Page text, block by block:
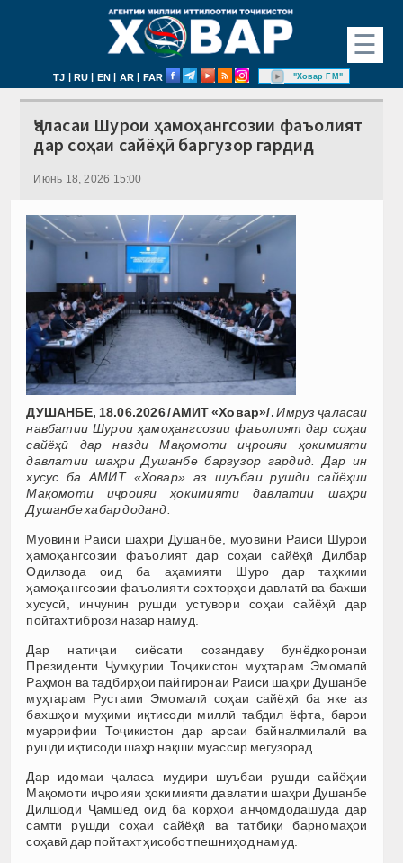
☰
TJ | RU | EN | AR | FAR "Ховар FM"
Ҷаласаи Шурои ҳамоҳангсозии фаъолият
дар соҳаи сайёҳӣ баргузор гардид
Июнь 18, 2026 15:00
ДУШАНБЕ, 18.06.2026 /АМИТ «Ховар»/. Имрӯз ҷаласаи
навбатии Шурои ҳамоҳангсозии фаъолият дар соҳаи
сайёҳӣ дар назди Мақомоти иҷроияи ҳокимияти
давлатии шаҳри Душанбе баргузор гардид. Дар ин
хусус ба АМИТ «Ховар» аз шуъбаи рушди сайёҳии
Мақомоти иҷроияи ҳокимияти давлатии шаҳри
Душанбе хабар доданд.
Муовини Раиси шаҳри Душанбе, муовини Раиси Шурои
ҳамоҳангсозии фаъолият дар соҳаи сайёҳӣ Дилбар
Одилзода оид ба аҳамияти Шуро дар таҳкими
ҳамоҳангсозии фаъолияти сохторҳои давлатӣ ва бахши
хусусӣ, инчунин рушди устувори соҳаи сайёҳӣ дар
пойтахт ибрози назар намуд.
Дар натиҷаи сиёсати созандаву бунёдкоронаи
Президенти Ҷумҳурии Тоҷикистон муҳтарам Эмомалӣ
Раҳмон ва тадбирҳои пайгиронаи Раиси шаҳри Душанбе
муҳтарам Рустами Эмомалӣ соҳаи сайёҳӣ ба яке аз
бахшҳои муҳими иқтисоди миллӣ табдил ёфта, барои
муаррифии Тоҷикистон дар арсаи байналмилалӣ ва
рушди иқтисоди шаҳр нақши муассир мегузорад.
Дар идомаи ҷаласа мудири шуъбаи рушди сайёҳии
Мақомоти иҷроияи ҳокимияти давлатии шаҳри Душанбе
Дилшоди Ҷамшед оид ба корҳои анҷомдодашуда дар
самти рушди соҳаи сайёҳӣ ва татбиқи барномаҳои
соҳавӣ дар пойтахт ҳисобот пешниҳод намуд.